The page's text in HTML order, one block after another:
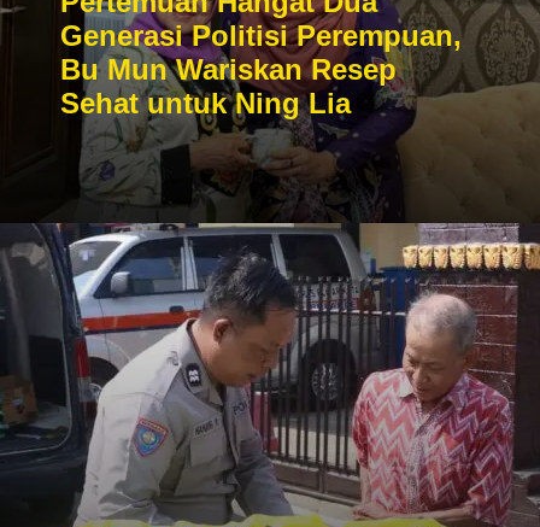
Generasi Politisi Perempuan,
Bu Mun Wariskan Resep
Sehat untuk Ning Lia